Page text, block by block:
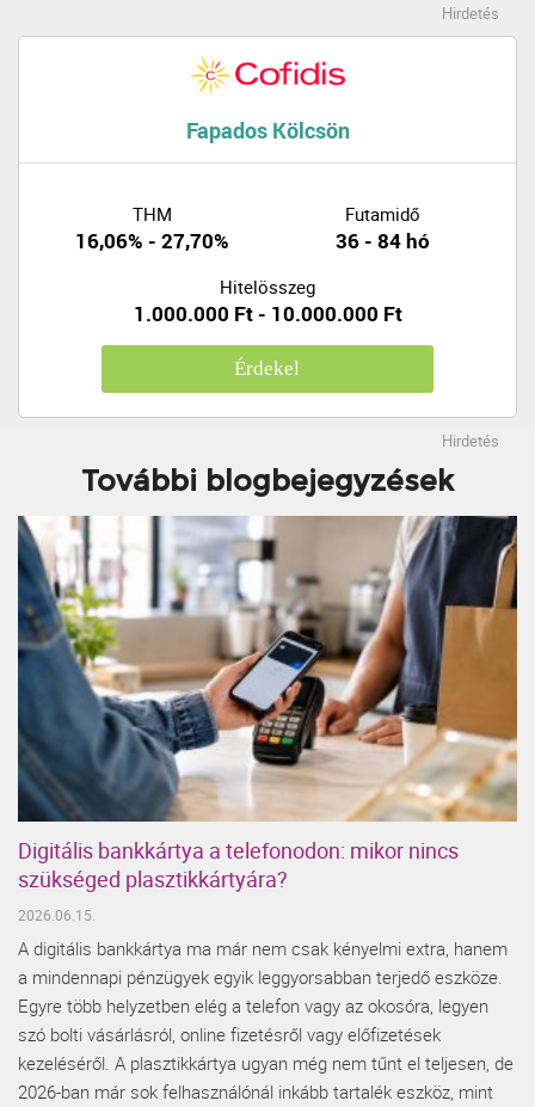
Hirdetés
Fapados Kölcsön
THM
16,06% - 27,70%
Futamidő
36 - 84 hó
Hitelösszeg
1.000.000 Ft - 10.000.000 Ft
Érdekel
Hirdetés
További blogbejegyzések
Digitális bankkártya a telefonodon: mikor nincs
szükséged plasztikkártyára?
2026.06.15.
A digitális bankkártya ma már nem csak kényelmi extra, hanem
a mindennapi pénzügyek egyik leggyorsabban terjedő eszköze.
Egyre több helyzetben elég a telefon vagy az okosóra, legyen
szó bolti vásárlásról, online fizetésről vagy előfizetések
kezeléséről. A plasztikkártya ugyan még nem tűnt el teljesen, de
2026-ban már sok felhasználónál inkább tartalék eszköz, mint